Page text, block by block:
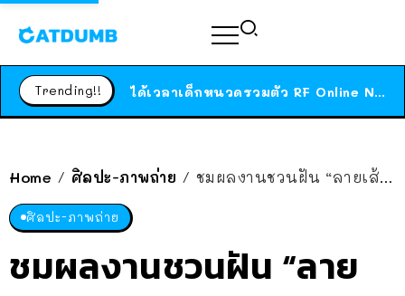
Trending!! ได้เวลาเด็กหนวดรวมตัว RF Online Next เปิดให้เล่นแล้ว เกม Sci-Fi MMORPG ระดับตำนาน เล่นได้ทั้งมือถือและ PC
สาวญี่ปุ่นโดนแมวตัวเองกัด ไม่ได้ไปหาหมอตั้งแต่เนิ่นๆ สุดท้ายขาบวม กลายเป็นโรคเนื้อเน่า เตือนทาสแมวทั้งหลายให้ระวัง
Home / ศิลปะ-ภาพถ่าย / ชมผลงานชวนฝัน “ลายเส้นแห่งมนต์เสน่ห์” ในโลกของจินตนาการ โดยศิลปินชาวเกาหลีใต้
ศิลปะ-ภาพถ่าย
ชมผลงานชวนฝัน “ลาย